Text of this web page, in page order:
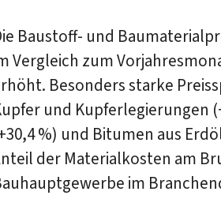
Baustoff- und
Vergleich zum
Besonders starke
und Kupferlegierungen
%) und Bitumen aus
der Materialkosten am
im